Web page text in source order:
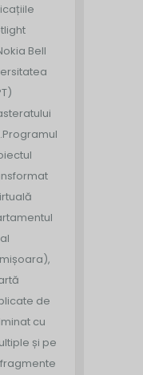
Bell
Programul
de
cu
și pe